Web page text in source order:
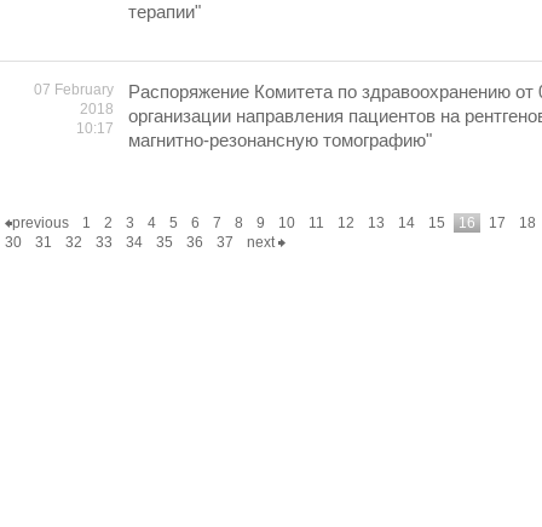
терапии"
07 February
2018
10:17
Распоряжение Комитета по здравоохранению
организации направления пациентов на
магнитно-резонансную томографию"
previous 1 2 3 4 5 6 7 8 9 10 11 12 13 14 15 16 17
18
30
31 32 33 34 35 36 37 next